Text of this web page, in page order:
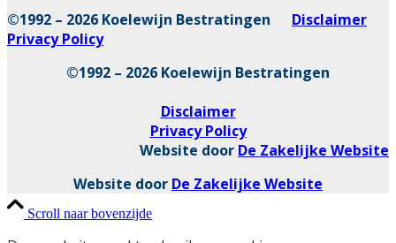
©1992 – 2026 Koelewijn Bestratingen Disclaimer
Privacy Policy
©1992 – 2026 Koelewijn Bestratingen
Disclaimer
Privacy Policy
Website door De Zakelijke Website
Website door De Zakelijke Website
Scroll naar bovenzijde